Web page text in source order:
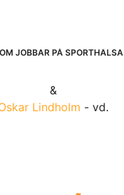
JOBBAR PÅ SPORTHÄLSA
&
Lindholm - vd.